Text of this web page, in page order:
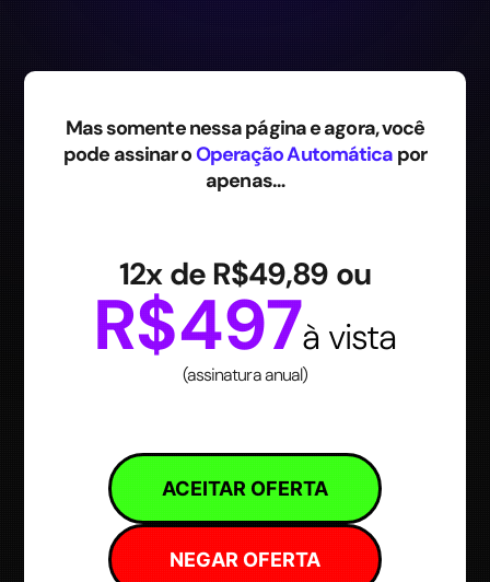
Mas somente nessa página e agora, você
pode assinar oOperação Automática por
apenas…
12x de R$49,89 ou
R$497à vista
(assinatura anual)
ACEITAR OFERTA
NEGAR OFERTA